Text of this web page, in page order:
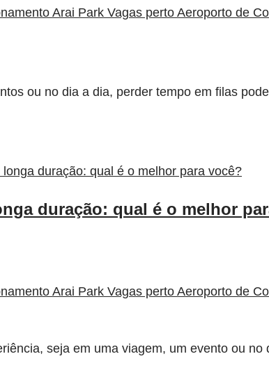
Arai Park Vagas perto Aeroporto de
ou no dia a dia, perder tempo em filas
duração: qual é o melhor
Arai Park Vagas perto Aeroporto de
seja em uma viagem, um evento ou no